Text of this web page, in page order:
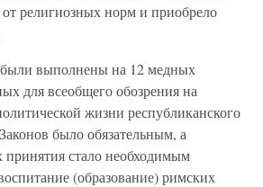
религиозных норм и приобрело
выполнены на 12 медных
для всеобщего обозрения на
жизни республиканского
было обязательным, а
принятия стало необходимым
(образование) римских